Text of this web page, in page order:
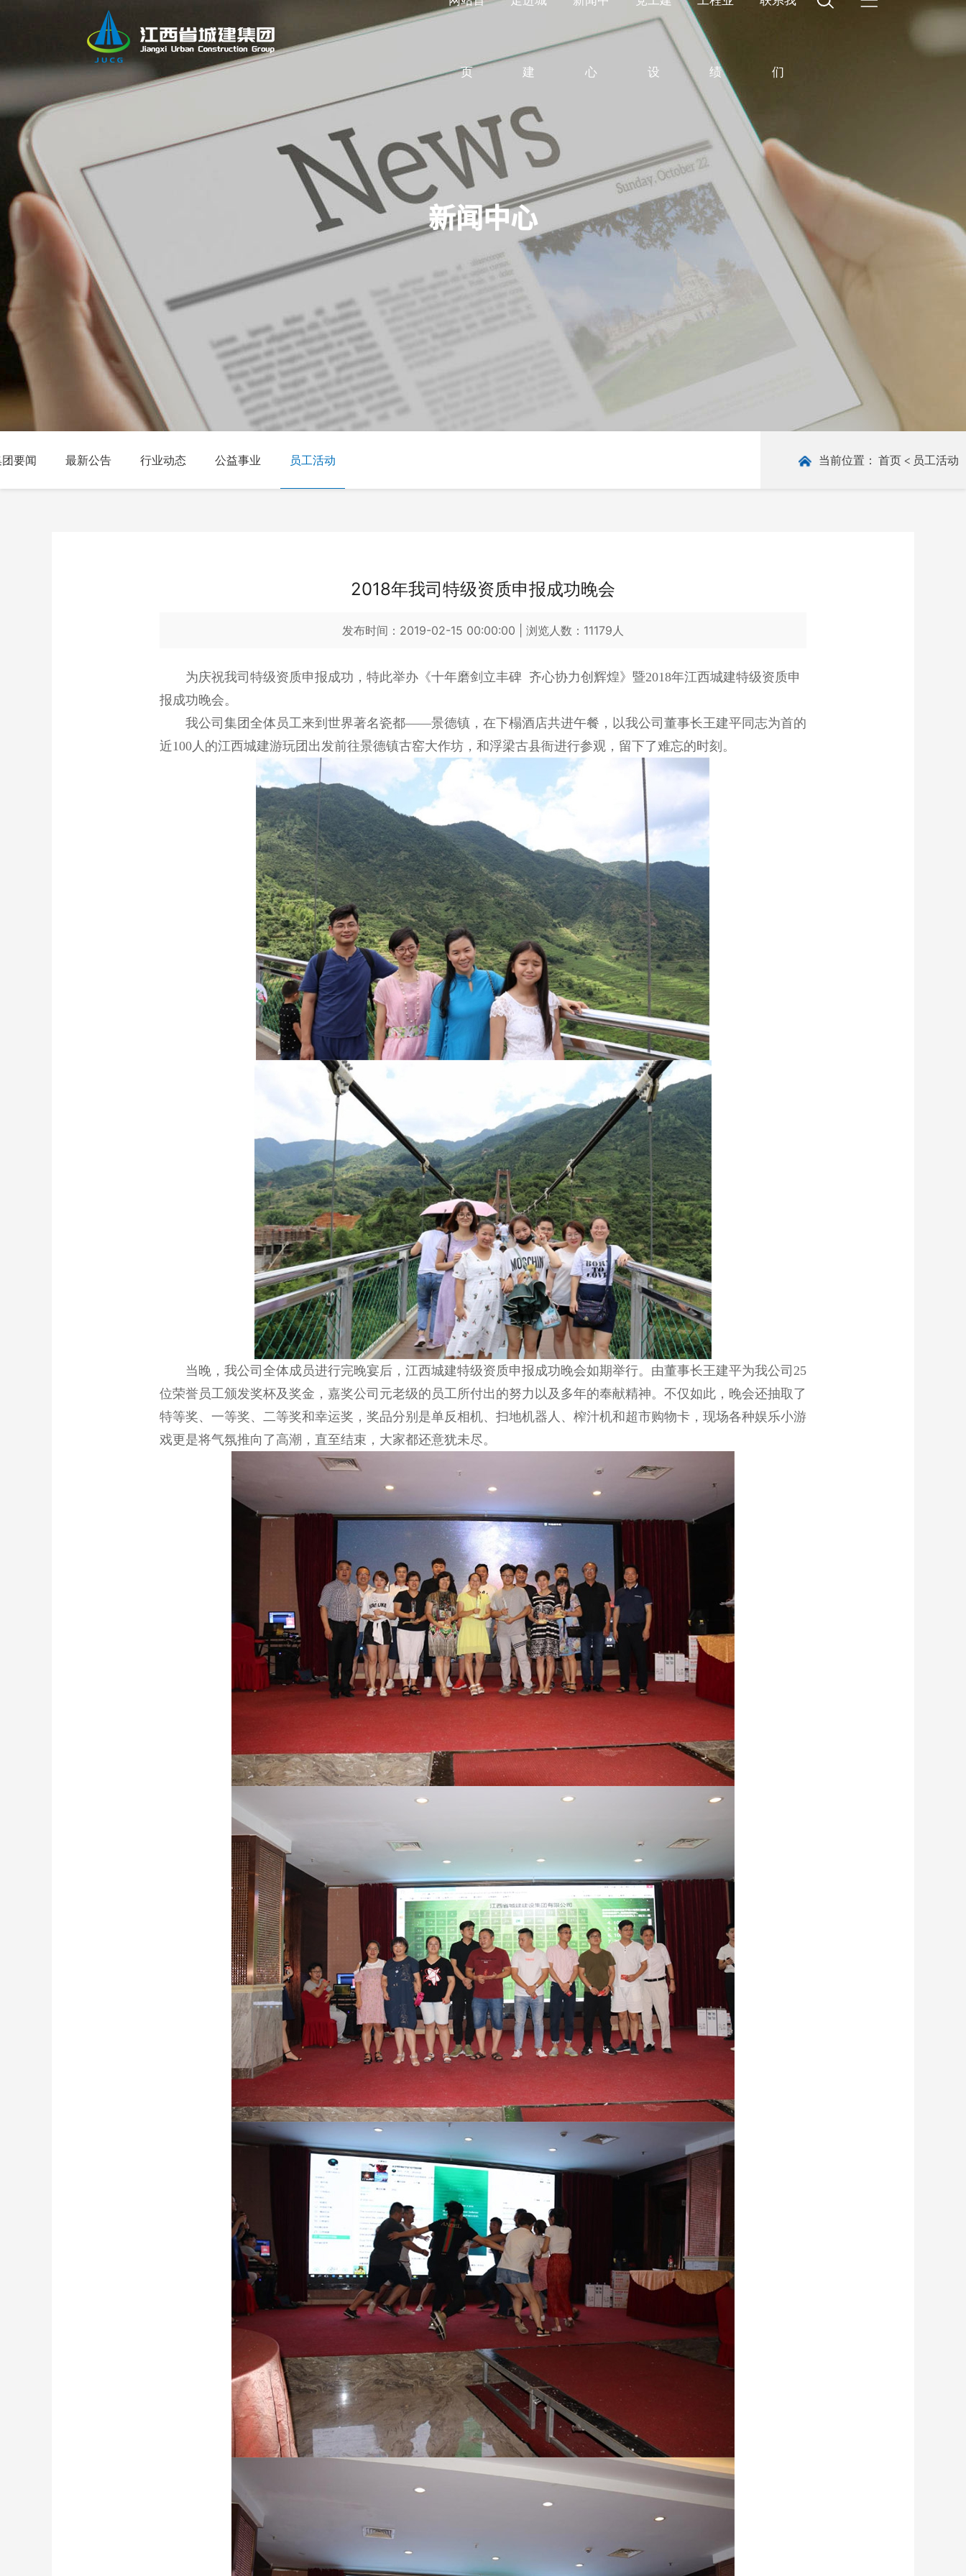
页 建
领导致辞 企业文化 组织架构
心
最新公告 行业动态 员工活动
设
工会园地
绩
机电安装 钢结构工程
建筑设计
们
留言反馈
新闻中心
要闻 最新公告 行业动态 公益事业 员工活动 当前位置： 首页 < 员工活动
2018年我司特级资质申报成功晚会
发布时间：2019-02-15 00:00:00 浏览人数：11179人
为庆祝我司特级资质申报成功，特此举办《十年磨剑立丰碑 齐心协力创辉煌》暨2018年江西城建特级资质申
报成功晚会。
我公司集团全体员工来到世界著名瓷都——景德镇，在下榻酒店共进午餐，以我公司董事长王建平同志为首的
近100人的江西城建游玩团出发前往景德镇古窑大作坊，和浮梁古县衙进行参观，留下了难忘的时刻。
当晚，我公司全体成员进行完晚宴后，江西城建特级资质申报成功晚会如期举行。由董事长王建平为我公司25
位荣誉员工颁发奖杯及奖金，嘉奖公司元老级的员工所付出的努力以及多年的奉献精神。不仅如此，晚会还抽取了
特等奖、一等奖、二等奖和幸运奖，奖品分别是单反相机、扫地机器人、榨汁机和超市购物卡，现场各种娱乐小游
戏更是将气氛推向了高潮，直至结束，大家都还意犹未尽。